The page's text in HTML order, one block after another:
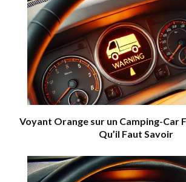
Voyant Orange sur un Camping-Car
Qu’il Faut Savoir